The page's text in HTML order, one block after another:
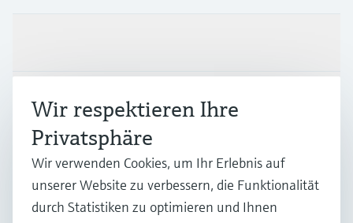
Branchen
Support
Unternehmen
Wir respektieren Ihre
Privatsphäre
Wir verwenden Cookies, um Ihr Erlebnis auf
unserer Website zu verbessern, die Funktionalität
durch Statistiken zu optimieren und Ihnen